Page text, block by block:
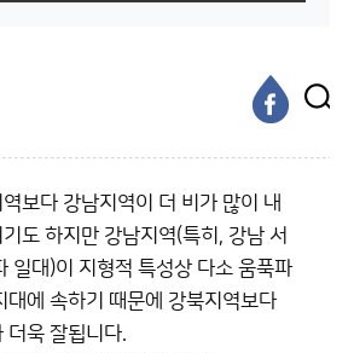
보다 강남지역이 더 비가 많이 내
도 하지만 강남지역(특히, 강남 서
일대)이 지형적 특성상 다소 움푹파
대에 속하기 때문에 강북지역보다
더욱 잘됩니다.